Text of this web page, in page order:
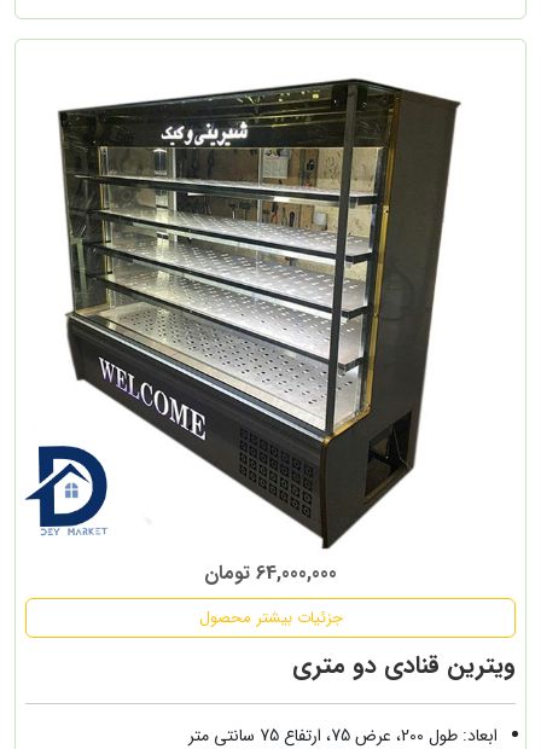
64,000,000 تومان
جزئیات بیشتر محصول
ویترین قنادی دو متری
ابعاد: طول 200، عرض 75، ارتفاع 75 سانتی متر